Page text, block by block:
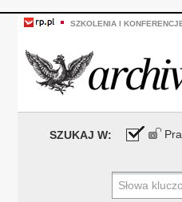
SZKOLENIA I
SZUKAJ W: